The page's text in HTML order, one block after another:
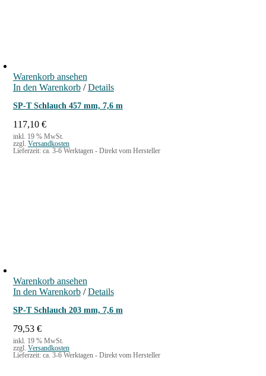
Warenkorb ansehen
In den Warenkorb / Details
SP-T Schlauch 457 mm, 7,6 m
117,10 €
inkl. 19 % MwSt.
zzgl. Versandkosten
Lieferzeit: ca. 3-6 Werktagen - Direkt vom Hersteller
Warenkorb ansehen
In den Warenkorb / Details
SP-T Schlauch 203 mm, 7,6 m
79,53 €
inkl. 19 % MwSt.
zzgl. Versandkosten
Lieferzeit: ca. 3-6 Werktagen - Direkt vom Hersteller